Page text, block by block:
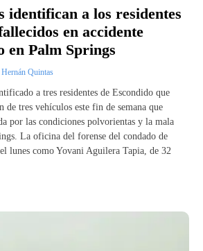
identifican a los residentes
en accidente
en Palm Springs
Hernán Quintas
a tres residentes de Escondido que
de tres vehículos este fin de semana que
por las condiciones polvorientas y la mala
La oficina del forense del condado de
lunes como Yovani Aguilera Tapia, de 32